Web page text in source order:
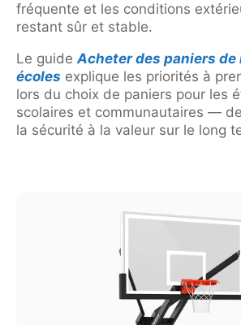
fréquente et les conditions
restant sûr et stable.
Le guideAcheter des paniers de
écoles explique les priorités à
lors du choix de paniers pour les
scolaires et communautaires —
la sécurité à la valeur sur le long